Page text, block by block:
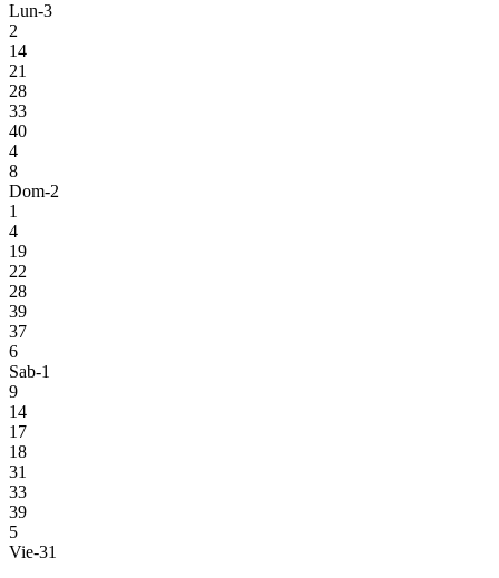
Lun-3
2
14
21
28
33
40
4
8
Dom-2
1
4
19
22
28
39
37
6
Sab-1
9
14
17
18
31
33
39
5
Vie-31